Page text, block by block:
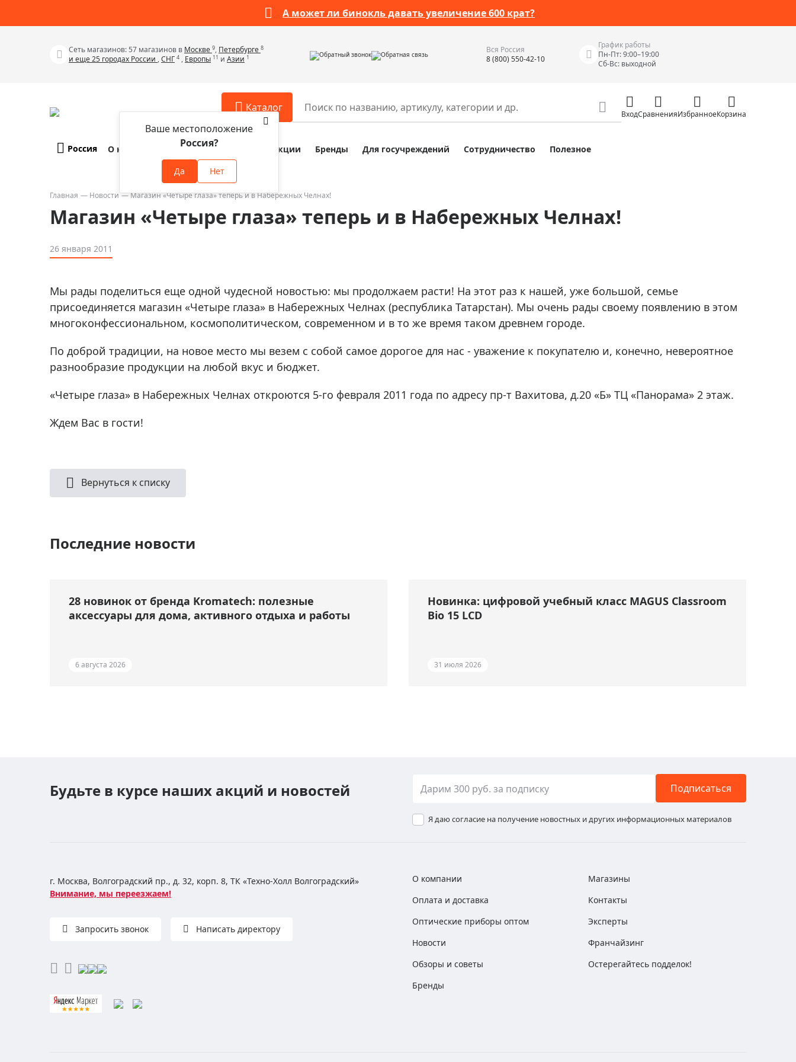
А может ли бинокль давать увеличение 600 крат?
Сеть магазинов: 57 магазинов в Москве 9, Петербурге 8
и еще 25 городах России ,СНГ 4 , Европы 11 и Азии 1 Обратный звонок Обратная связь
Вся Россия
8 (800) 550-42-10
График работы
Пн-Пт: 9:00–19:00
Сб-Вс: выходной
Каталог
Телескопы
Бинокли
Зрительные трубы
Тепловизоры
Прицелы
Фотогаджеты
Метеостанции, барометры, часы
Discovery (Дискавери)
Хиты продаж
Акции
Аксессуары для микроскопов
Аксессуары для зрительных труб
Распродажа
Распродажа оптики по специальным
Распродажа выставочных образцов
Разное
Наборы исследователя Bresser Junior
Наборы для химических опытов
Лазерные дальномеры
Штативы
Сумки, кейсы, чехлы
Трихинеллоскопы
Фонари
Измерительные инструменты
Цифровые уровни и угломеры
Приборы для обслуживания сетей
Детекторы проводки
Измерители параметров окружающей
Термометры кулинарные (термощупы)
ВходСравненияИзбранноеКорзина
Россия
Ваше местоположение
Россия?
Да Нет
О компании Оплата и доставка Акции Бренды Для госучреждений Сотрудничество Полезное
Главная Новости Магазин «Четыре глаза» теперь и в Набережных Челнах!
Магазин «Четыре глаза» теперь и в Набережных Челнах!
26 января 2011
Мы рады поделиться еще одной чудесной новостью: мы продолжаем расти! На этот раз к нашей, уже большой, семье
присоединяется магазин «Четыре глаза» в Набережных Челнах (республика Татарстан). Мы очень рады своему появлению в этом
многоконфессиональном, космополитическом, современном и в то же время таком древнем городе.
По доброй традиции, на новое место мы везем с собой самое дорогое для нас - уважение к покупателю и, конечно, невероятное
разнообразие продукции на любой вкус и бюджет.
«Четыре глаза» в Набережных Челнах откроются 5-го февраля 2011 года по адресу пр-т Вахитова, д.20 «Б» ТЦ «Панорама» 2 этаж.
Ждем Вас в гости!
Вернуться к списку
Последние новости
28 новинок от бренда Kromatech: полезные
аксессуары для дома, активного отдыха и работы
6 августа 2026
Новинка: цифровой учебный класс MAGUS Classroom
Bio 15 LCD
31 июля 2026
Будьте в курсе наших акций и новостей Подписаться
Я даю согласие на получение новостных и других информационных материалов
г. Москва, Волгоградский пр., д. 32, корп. 8, ТК «Техно-Холл Волгоградский»
Внимание, мы переезжаем!
Запросить звонок Написать директору
О компании
Оплата и доставка
Оптические приборы оптом
Новости
Обзоры и советы
Бренды
Магазины
Контакты
Эксперты
Франчайзинг
Остерегайтесь подделок!